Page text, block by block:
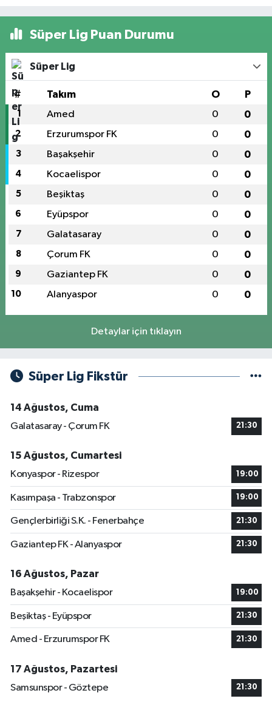
Süper Lig Puan Durumu
Süper Lig
# Takım O P
1 Amed 0 0
2 Erzurumspor FK 0 0
3 Başakşehir 0 0
4 Kocaelispor 0 0
5 Beşiktaş 0 0
6 Eyüpspor 0 0
7 Galatasaray 0 0
8 Çorum FK 0 0
9 Gaziantep FK 0 0
10 Alanyaspor 0 0
Detaylar için tıklayın
Süper Lig Fikstür
14 Ağustos, Cuma
Galatasaray - Çorum FK
21:30
15 Ağustos, Cumartesi
Konyaspor - Rizespor
19:00
Kasımpaşa - Trabzonspor 19:00
Gençlerbirliği S.K. - Fenerbahçe 21:30
Gaziantep FK - Alanyaspor 21:30
16 Ağustos, Pazar
Başakşehir - Kocaelispor
19:00
Beşiktaş - Eyüpspor 21:30
Amed - Erzurumspor FK 21:30
17 Ağustos, Pazartesi
Samsunspor - Göztepe
21:30